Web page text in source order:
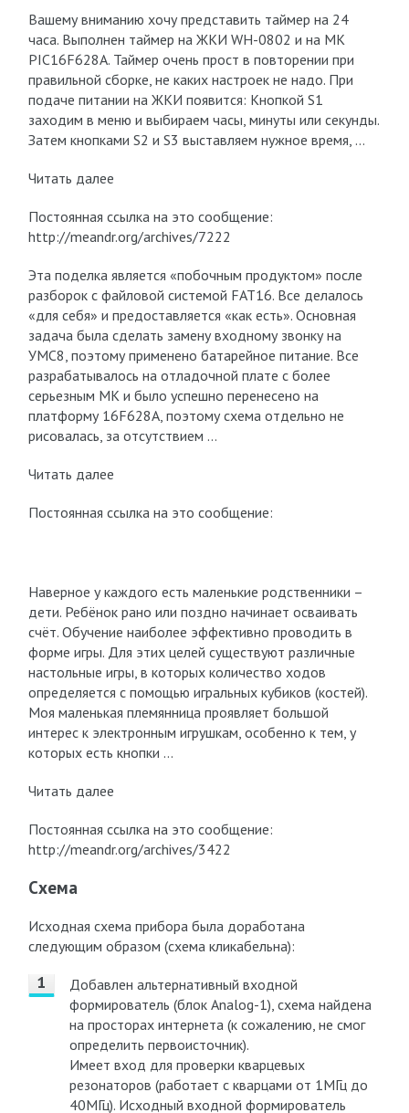
Вашему вниманию хочу представить таймер на 24
часа. Выполнен таймер на ЖКИ WH-0802 и на МК
PIC16F628A. Таймер очень прост в повторении при
правильной сборке, не каких настроек не надо. При
подаче питании на ЖКИ появится: Кнопкой S1
заходим в меню и выбираем часы, минуты или секунды.
Затем кнопками S2 и S3 выставляем нужное время, …
Читать далее
Постоянная ссылка на это сообщение:
http://meandr.org/archives/7222
Эта поделка является «побочным продуктом» после
разборок с файловой системой FAT16. Все делалось
«для себя» и предоставляется «как есть». Основная
задача была сделать замену входному звонку на
УМС8, поэтому применено батарейное питание. Все
разрабатывалось на отладочной плате с более
серьезным МК и было успешно перенесено на
платформу 16F628A, поэтому схема отдельно не
рисовалась, за отсутствием …
Читать далее
Постоянная ссылка на это сообщение:
Наверное у каждого есть маленькие родственники –
дети. Ребёнок рано или поздно начинает осваивать
счёт. Обучение наиболее эффективно проводить в
форме игры. Для этих целей существуют различные
настольные игры, в которых количество ходов
определяется с помощью игральных кубиков (костей).
Моя маленькая племянница проявляет большой
интерес к электронным игрушкам, особенно к тем, у
которых есть кнопки …
Читать далее
Постоянная ссылка на это сообщение:
http://meandr.org/archives/3422
Схема
Исходная схема прибора была доработана
следующим образом (схема кликабельна):
Добавлен альтернативный входной
формирователь (блок Analog-1), схема найдена
на просторах интернета (к сожалению, не смог
определить первоисточник).
Имеет вход для проверки кварцевых
резонаторов (работает с кварцами от 1МГц до
40МГц). Исходный входной формирователь